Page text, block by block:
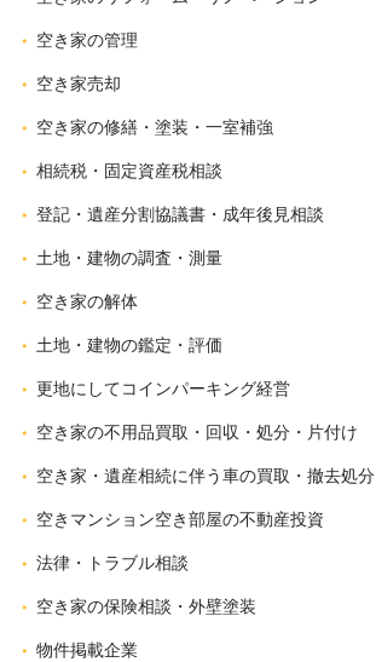
空き家の管理
空き家売却
空き家の修繕・塗装・一室補強
相続税・固定資産税相談
登記・遺産分割協議書・成年後見相談
土地・建物の調査・測量
空き家の解体
土地・建物の鑑定・評価
更地にしてコインパーキング経営
空き家の不用品買取・回収・処分・片付け
空き家・遺産相続に伴う車の買取・撤去処分
空きマンション空き部屋の不動産投資
法律・トラブル相談
空き家の保険相談・外壁塗装
物件掲載企業